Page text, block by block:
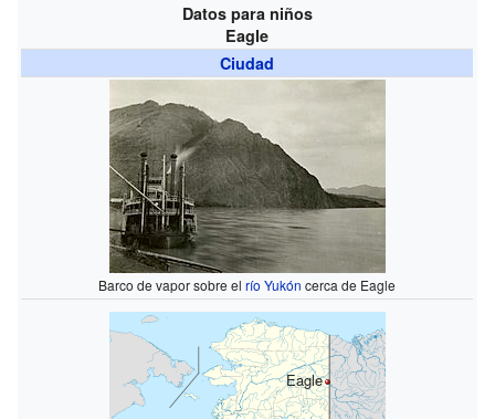
Datos para niños
Eagle
Ciudad
Barco de vapor sobre elrío Yukón cerca de Eagle
Eagle